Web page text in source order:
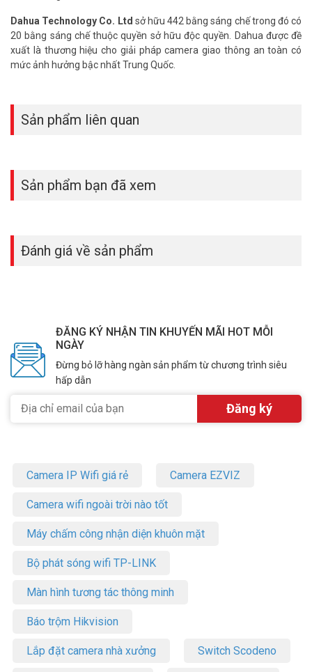
Dahua Technology Co. Ltd sở hữu 442 bằng sáng chế trong đó có
20 bằng sáng chế thuộc quyền sở hữu độc quyền. Dahua được đề
xuất là thương hiệu cho giải pháp camera giao thông an toàn có
mức ảnh hưởng bậc nhất Trung Quốc.
Sản phẩm liên quan
Sản phẩm bạn đã xem
Đánh giá về sản phẩm
ĐĂNG KÝ NHẬN TIN KHUYẾN MÃI HOT MỖI
NGÀY
Đừng bỏ lỡ hàng ngàn sản phẩm từ chương trình siêu
hấp dẫn
Camera IP Wifi giá rẻ Camera EZVIZ
Camera wifi ngoài trời nào tốt
Máy chấm công nhận diện khuôn mặt
Bộ phát sóng wifi TP-LINK
Màn hình tương tác thông minh
Báo trộm Hikvision
Lắp đặt camera nhà xưởng Switch Scodeno